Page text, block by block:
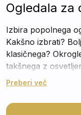
Ogledala za
Izbira popolnega
Kakšno izbrati?
klasičnega?
takšnega z
tako kot ... število
lahko najdete
Preberi več